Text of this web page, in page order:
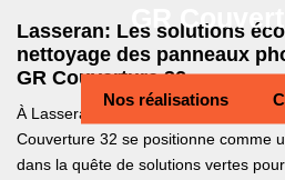
GR
Nos réalisations
Lasseran: Les solutions
nettoyage des panneaux
GR Couverture 32
À Lasseran, au cœur de notre
Couverture 32 se positionne comme
dans la quête de solutions vertes